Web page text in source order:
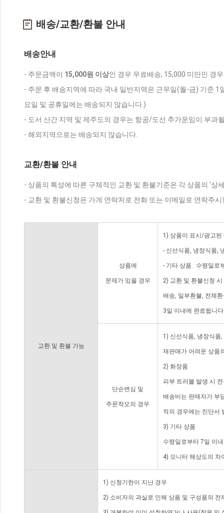
배송/교환/환불 안내
배송안내
- 주문금액이 15,000원 이상인 경우 무료배송, 15,000 미만인 경
- 주문 후 배송지역에 따라 국내 일반지역은 근무일(월-금) 기준
요일 및 공휴일에는 배송되지 않습니다.)
- 도서 산간 지역 및 제주도의 경우는 항공/도선 추가운임이 부과
- 해외지역으로는 배송되지 않습니다.
교환/환불 안내
- 상품의 특성에 따른 구체적인 교환 및 환불기준은 각 상품의 '상
- 교환 및 환불신청은 가게 연락처로 전화 또는 이메일로 연락주
교환 및 환불 가능
상품에
문제가 있을 경우
1) 상품이 표시/광고된
- 신선식품, 냉장식품,
- 기타 상품 : 수령일로
2) 교환 및 환불신청
배송, 일부환불, 전체
3일 이내에 완료됩니
단순변심 및
주문착오의 경우
1) 신선식품, 냉장식품
재판매가 어려운 상품
2) 화장품
피부 트러블 발생 시
배송비는 판매자가 부
적의 경우에는 진단서
3) 기타 상품
수령일로부터 7일 이
4) 모니터 해상도의 차
1) 신청기한이 지난 경우
2) 소비자의 과실로 인해 상품 및 구성품의